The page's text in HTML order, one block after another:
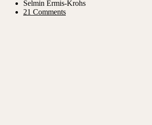
Selmin Ermis-Krohs
21 Comments